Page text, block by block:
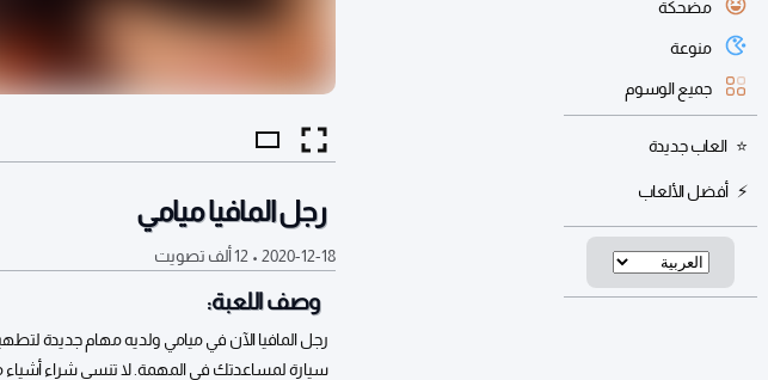
مضحكة
منوعة
جميع الوسوم
العاب جديدة
أفضل الألعاب
رجل المافيا ميامي
2020-12-18
• 12 ألف تصويت
وصف اللعبة:
رجل المافيا الآن في ميامي ولديه مهام جديدة
سيارة لمساعدتك في المهمة. لا تنسى شراء أشياء